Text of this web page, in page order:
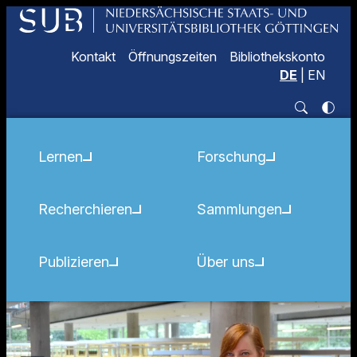
Kontakt Öffnungszeiten
Bibliothekskonto
DE
EN
Lernen
Recherchieren
Publizieren
Forschung
Sammlungen
Über uns